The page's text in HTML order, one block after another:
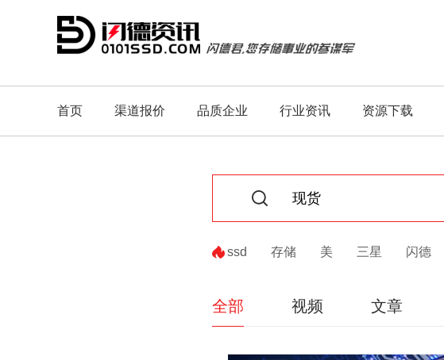
首页 渠道报价 品质企业 行业资讯 资源下载
ssd 存储 美 三星 闪德
全部 视频 文章